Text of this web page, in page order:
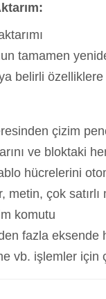
tamamen
belirli
çizim
ve bloktaki
hücrelerini
metin, çok
komutu
fazla eksende
vb. işlemler için